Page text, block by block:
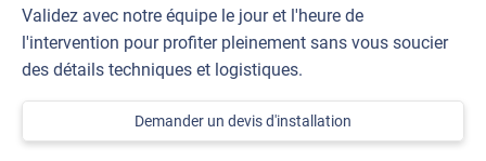
Validez avec notre équipe le jour et l'heure de
l'intervention pour profiter pleinement sans vous soucier
des détails techniques et logistiques.
Demander un devis d'installation